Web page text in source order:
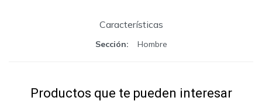
Características
Sección Hombre
Productos que te pueden interesar